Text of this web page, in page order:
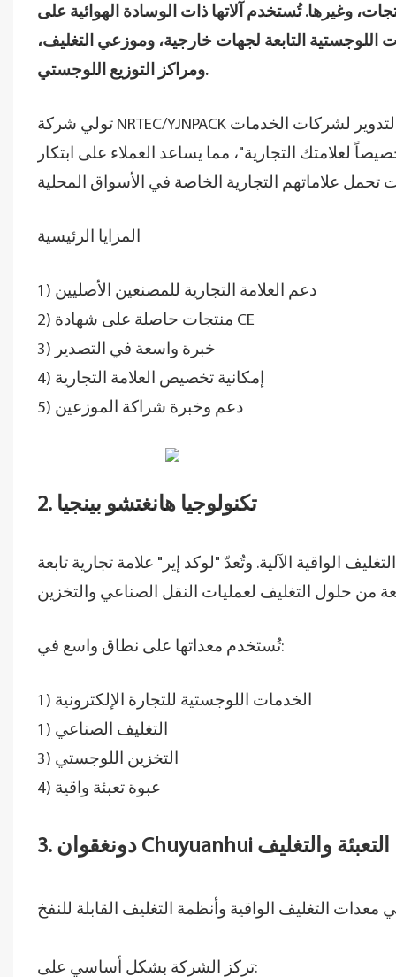
وغيرها. تُستخدم آلاتها ذات الوسادة الهوائية على
التابعة لجهات خارجية، وموزعي التغليف،
ومراكز التوزيع اللوجستي.
تولي شركة NRTEC/YJNPACK اهتماماً بالغاً بتطوير عبوات مستدامة، وتوفر حلولاً قابلة لإعادة التدوير لشركات الخدمات
لعلامتك التجارية"، مما يساعد العملاء على ابتكار
المزايا الرئيسية
1) دعم العلامة التجارية للمصنعين الأصليين
2) منتجات حاصلة على شهادة CE
3) خبرة واسعة في التصدير
4) إمكانية تخصيص العلامة التجارية
5) دعم وخبرة شراكة الموزعين
2. تكنولوجيا هانغتشو بينجيا
الواقية الآلية. وتُعدّ "لوكد إير" علامة تجارية تابعة
تُستخدم معداتها على نطاق واسع في:
1) الخدمات اللوجستية للتجارة الإلكترونية
1) التغليف الصناعي
3) التخزين اللوجستي
4) عبوة تعبئة واقية
3. دونغقوان Chuyuanhui التعبئة والتغليف
تركز الشركة بشكل أساسي على: